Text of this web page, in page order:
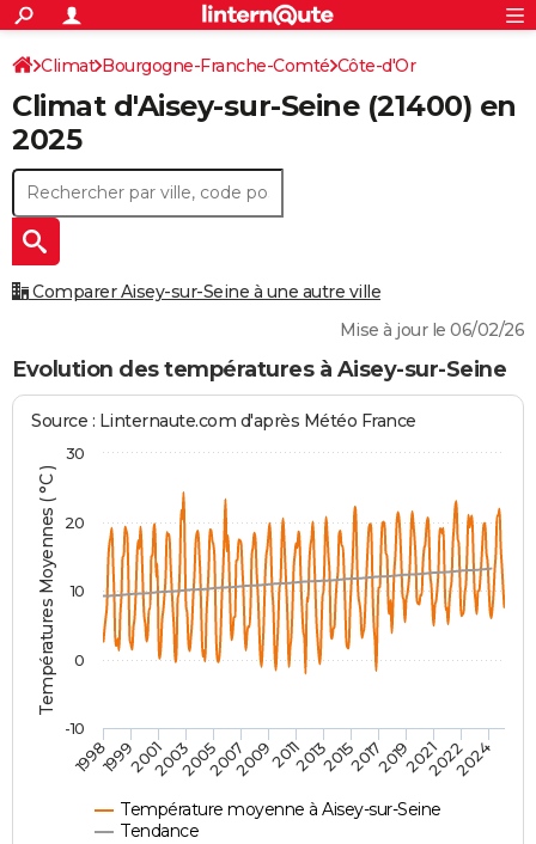
ACTUALITÉS
Politique
Société
Faits Divers
Education
Monde
Villes
+
SPORT
Coupe du monde 2026
Football
Tennis
Cyclisme
Rugby
Forum
Programme TV
TNT
Streaming
Cinéma
Sorties cinéma
Musique
+
FINANCE
Retraite
Impôts
Epargne
Immobilier
Risques naturels par ville
Banque
Assurance
Crédit
AUTO
Essais
Réserver un essai
Citadines
Berlines
SUV
Forum auto
+
HIGH-TECH
Forum
Aménagement intérieur
Extérieur
Cuisine
Salle de bains
Jardinage
Rangement
+WEEK-END
Guides de France
Escapades
Patrimoine
Expositions
Musées
Week-end nature
LIFESTYLE
Art de vivre
Bien-être
Loisirs
Modes de vie
SANTE
Alimentation
Guide de la santé
Maladies
Médicaments
Sommeil
VOYAGE
Destinations
City break
Voyage nature
Voyage de noces
Forum
Climat
PHOTO
GUIDES D'ACHAT
BONS PLANS
CARTE DE VOEUX
Carte de Noël
Carte Bonne année
Carte Saint-Valentin
Carte Pâques
Carte d'anniversaire
DICTIONNAIRE
PROGRAMME TV
Rechercher
S'inscrire
Connexion
Climat Bourgogne-Franche-Comté Côte-d'Or
Aisey-sur-Seine
Climat d'Aisey-sur-Seine(21400) en
2025
Comparer Aisey-sur-Seine à une autre ville
Mise à jour le 06/02/26
Evolution des températures à Aisey-sur-Seine
Températures Moyennes ( °C )
Source : Linternaute.com d'après Météo France
Température moyenne à Aisey-sur-Seine
Tendance
199819992001200320052007200920112013201520172019202120222024
-10
0
10
20
30